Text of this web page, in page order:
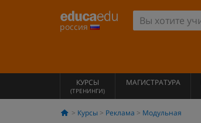
россия
КУРСЫ
(ТРЕНИНГИ)
МАГИСТРАТУРА
Курсы Реклама Модульная